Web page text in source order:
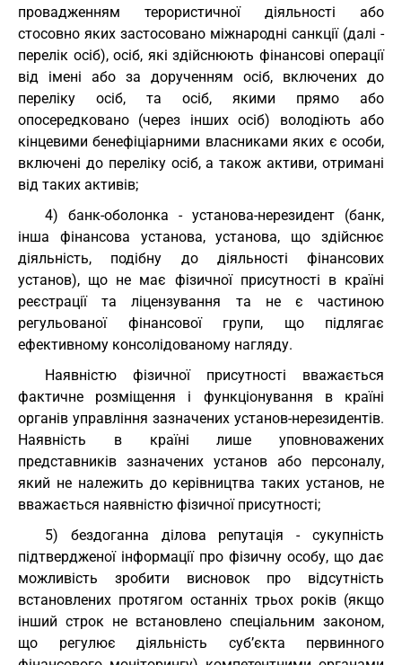
провадженням терористичної діяльності або
стосовно яких застосовано міжнародні санкції (далі -
перелік осіб), осіб, які здійснюють фінансові операції
від імені або за дорученням осіб, включених до
переліку осіб, та осіб, якими прямо або
опосередковано (через інших осіб) володіють або
кінцевими бенефіціарними власниками яких є особи,
включені до переліку осіб, а також активи, отримані
від таких активів;
4) банк-оболонка - установа-нерезидент (банк,
інша фінансова установа, установа, що здійснює
діяльність, подібну до діяльності фінансових
установ), що не має фізичної присутності в країні
реєстрації та ліцензування та не є частиною
регульованої фінансової групи, що підлягає
ефективному консолідованому нагляду.
Наявністю фізичної присутності вважається
фактичне розміщення і функціонування в країні
органів управління зазначених установ-нерезидентів.
Наявність в країні лише уповноважених
представників зазначених установ або персоналу,
який не належить до керівництва таких установ, не
вважається наявністю фізичної присутності;
5) бездоганна ділова репутація - сукупність
підтвердженої інформації про фізичну особу, що дає
можливість зробити висновок про відсутність
встановлених протягом останніх трьох років (якщо
інший строк не встановлено спеціальним законом,
що регулює діяльність суб’єкта первинного